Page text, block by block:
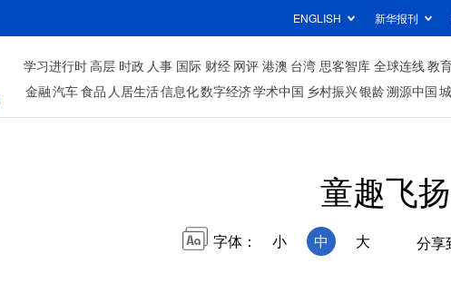
ENGLISH 新华报刊
学习进行时高层 时政 人事 国际 财经 网评 港澳 台湾 思客智库 全球连线教
金融汽车食品 人居生活信息化数字经济学术中国 乡村振兴银龄溯源中国
童趣飞扬
字体： 小 中 大 分享